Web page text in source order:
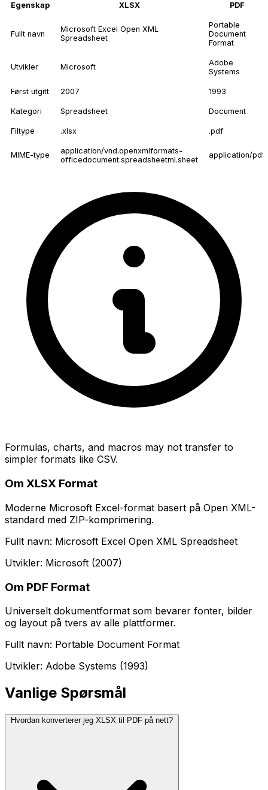
Egenskap XLSX PDF
Fullt navn
Microsoft Excel Open XML
Spreadsheet
Portable
Document
Format
Utvikler Microsoft
Adobe
Systems
Først utgitt 2007 1993
Kategori Spreadsheet Document
Filtype .xlsx .pdf
MIME-type
application/vnd.openxmlformats-
officedocument.spreadsheetml.sheet
application/pdf
Formulas, charts, and macros may not transfer to
simpler formats like CSV.
Om XLSX Format
Moderne Microsoft Excel-format basert på Open XML-
standard med ZIP-komprimering.
Fullt navn: Microsoft Excel Open XML Spreadsheet
Utvikler: Microsoft (2007)
Om PDF Format
Universelt dokumentformat som bevarer fonter, bilder
og layout på tvers av alle plattformer.
Fullt navn: Portable Document Format
Utvikler: Adobe Systems (1993)
Vanlige Spørsmål
Hvordan konverterer jeg XLSX til PDF på nett?